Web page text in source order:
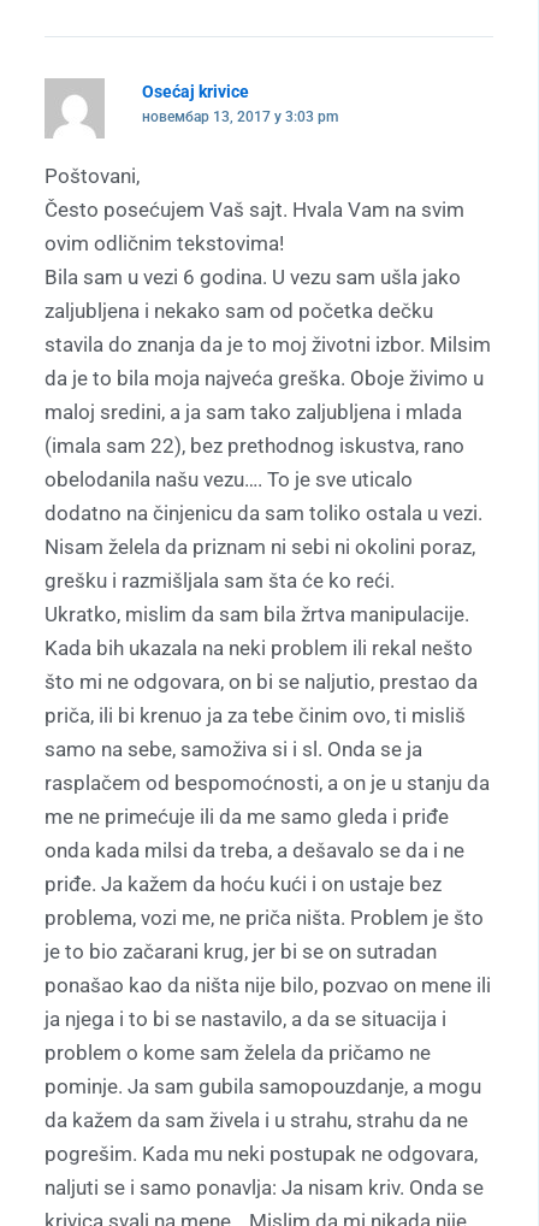
Osećaj krivice
новембар 13, 2017 у 3:03 pm
Poštovani,
Često posećujem Vaš sajt. Hvala Vam na svim
ovim odličnim tekstovima!
Bila sam u vezi 6 godina. U vezu sam ušla jako
zaljubljena i nekako sam od početka dečku
stavila do znanja da je to moj životni izbor. Milsim
da je to bila moja najveća greška. Oboje živimo u
maloj sredini, a ja sam tako zaljubljena i mlada
(imala sam 22), bez prethodnog iskustva, rano
obelodanila našu vezu…. To je sve uticalo
dodatno na činjenicu da sam toliko ostala u vezi.
Nisam želela da priznam ni sebi ni okolini poraz,
grešku i razmišljala sam šta će ko reći.
Ukratko, mislim da sam bila žrtva manipulacije.
Kada bih ukazala na neki problem ili rekal nešto
što mi ne odgovara, on bi se naljutio, prestao da
priča, ili bi krenuo ja za tebe činim ovo, ti misliš
samo na sebe, samoživa si i sl. Onda se ja
rasplačem od bespomoćnosti, a on je u stanju da
me ne primećuje ili da me samo gleda i priđe
onda kada milsi da treba, a dešavalo se da i ne
priđe. Ja kažem da hoću kući i on ustaje bez
problema, vozi me, ne priča ništa. Problem je što
je to bio začarani krug, jer bi se on sutradan
ponašao kao da ništa nije bilo, pozvao on mene ili
ja njega i to bi se nastavilo, a da se situacija i
problem o kome sam želela da pričamo ne
pominje. Ja sam gubila samopouzdanje, a mogu
da kažem da sam živela i u strahu, strahu da ne
pogrešim. Kada mu neki postupak ne odgovara,
naljuti se i samo ponavlja: Ja nisam kriv. Onda se